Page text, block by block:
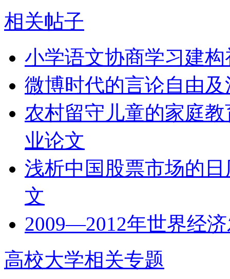
相关帖子
小学语文协商学习建
微博时代的言论自由
农村留守儿童的家庭
业论文
浅析中国股票市场的
文
2009—2012年世界经
高校大学相关专题